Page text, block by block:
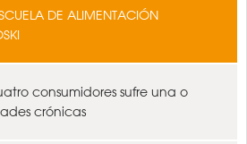
DE ALIMENTACIÓN
consumidores sufre una o
crónicas